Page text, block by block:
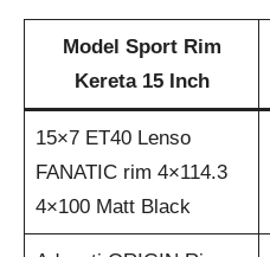
Model Sport Rim
Kereta 15 Inch
15×7 ET40 Lenso
FANATIC rim 4×114.3
4×100 Matt Black